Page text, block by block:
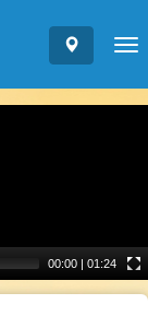
00:00 | 01:24